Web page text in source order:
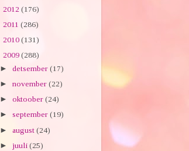
2012 (176)
2011 (286)
2010 (131)
2009 (288)
► detsember (17)
► november (22)
► oktoober (24)
► september (19)
► august (24)
► juuli (25)